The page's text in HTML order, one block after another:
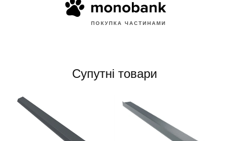
ПОКУПКА ЧАСТИНАМИ
Супутні товари